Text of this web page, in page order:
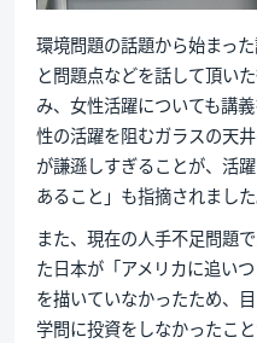
環境問題の話題から始まっ
と問題点などを話して頂い
み、女性活躍についても講
性の活躍を阻むガラスの天
が謙遜しすぎることが、活
あること」も指摘されました
また、現在の人手不足問題
た日本が「アメリカに追い
を描いていなかったため、
学問に投資をしなかったこ